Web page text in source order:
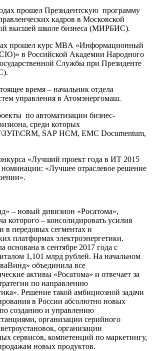
прошел Президентскую программу
кадров в Московской
высшей школе бизнеса (МИРБИС).
прошел курс MBA «Информационный
в Российской Академии Народного
Службы при Президенте
время – начальник отдела
управления в Атомэнергомаш.
по автоматизации бизнес-
среди которых
SAP HCM, EMC Documentum,
«Лучший проект года в ИТ 2015
«Лучшее отраслевое решение
– новый дивизион «Росатома»,
которого – консолидировать усилия
в передовых сегментах и
платформах электроэнергетики.
основана в сентябре 2017 года с
1,101 млрд рублей. На начальном
объединила все
активы «Росатома» и отвечает за
по направлению
Решение такой амбициозной задачи
в России абсолютно новых
созданию и управлению
организации серийного
организации
сервисов, компетенций по маркетингу,
новых продуктов.